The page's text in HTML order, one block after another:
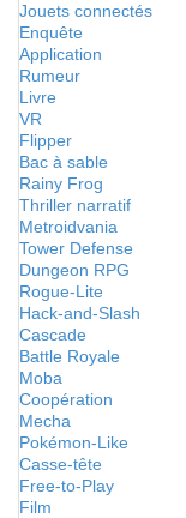
Jouets connectés
Enquête
Application
Rumeur
Livre
VR
Flipper
Bac à sable
Rainy Frog
Thriller narratif
Metroidvania
Tower Defense
Dungeon RPG
Rogue-Lite
Hack-and-Slash
Cascade
Battle Royale
Moba
Coopération
Mecha
Pokémon-Like
Casse-tête
Free-to-Play
Film